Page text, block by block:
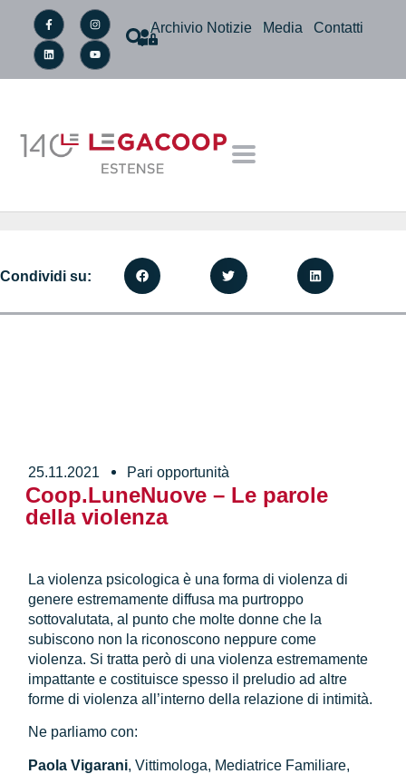
Archivio Notizie Media Contatti
25.11.2021 Pari opportunità
Coop.LuneNuove – Le parole
della violenza
La violenza psicologica è una forma di violenza di
genere estremamente diffusa ma purtroppo
sottovalutata, al punto che molte donne che la
subiscono non la riconoscono neppure come
violenza. Si tratta però di una violenza estremamente
impattante e costituisce spesso il preludio ad altre
forme di violenza all’interno della relazione di intimità.
Ne parliamo con:
Paola Vigarani, Vittimologa, Mediatrice Familiare,
Condividi su: